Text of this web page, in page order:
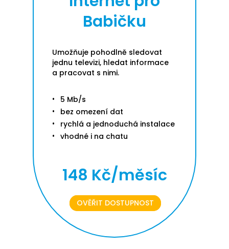
Babičku
Umožňuje pohodlně sledovat
jednu televizi, hledat informace
a pracovat s nimi.
5 Mb/s
bez omezení dat
rychlá a jednoduchá instalace
vhodné i na chatu
148 Kč/měsíc
OVĚŘIT DOSTUPNOST